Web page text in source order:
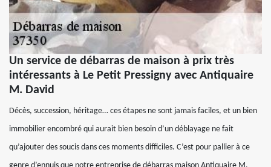
Un service de débarras de maison à prix très
intéressants à Le Petit Pressigny avec Antiquaire
M. David
Décès, succession, héritage… ces étapes ne sont jamais faciles, et un bien
immobilier encombré qui aurait bien besoin d’un déblayage ne fait
qu’ajouter des soucis dans ces moments difficiles. C’est pour pallier à ce